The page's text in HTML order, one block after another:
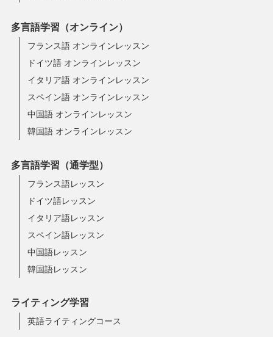
多言語学習（オンライン）
フランス語 オンラインレッスン
ドイツ語 オンラインレッスン
イタリア語 オンラインレッスン
スペイン語 オンラインレッスン
中国語 オンラインレッスン
韓国語 オンラインレッスン
多言語学習（通学型）
フランス語レッスン
ドイツ語レッスン
イタリア語レッスン
スペイン語レッスン
中国語レッスン
韓国語レッスン
ライティング学習
英語ライティングコース